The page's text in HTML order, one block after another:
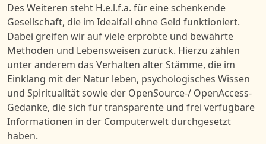
Des Weiteren steht H.e.l.f.a. für eine schenkende
Gesellschaft, die im Idealfall ohne Geld funktioniert.
Dabei greifen wir auf viele erprobte und bewährte
Methoden und Lebensweisen zurück. Hierzu zählen
unter anderem das Verhalten alter Stämme, die im
Einklang mit der Natur leben, psychologisches Wissen
und Spiritualitätsowie der OpenSource-/ OpenAccess-
Gedanke, diesich für transparente und frei verfügbare
Informationen in der Computerwelt durchgesetzt
haben.